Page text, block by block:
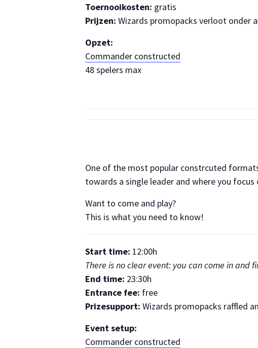
Toernooikosten: gratis
Prijzen: Wizards promopacks verloot onder
Opzet:
Commander constructed
48 spelers max
One of the most popular constrcuted
towards a single leader and where you
Want to come and play?
This is what you need to know!
Start time: 12:00h
There is no clear event: you can come in and
End time: 23:30h
Entrance fee: free
Prizesupport: Wizards promopacks raffled
Event setup:
Commander constructed